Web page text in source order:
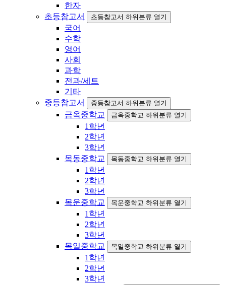
한자
초등참고서
초등참고서 하위분류 열기
국어
수학
영어
사회
과학
전과/세트
기타
중등참고서
중등참고서 하위분류 열기
금옥중학교 금옥중학교 하위분류 열기
1학년
2학년
3학년
목동중학교
목동중학교 하위분류 열기
1학년
2학년
3학년
목운중학교
목운중학교 하위분류 열기
1학년
2학년
3학년
목일중학교
목일중학교 하위분류 열기
1학년
2학년
3학년